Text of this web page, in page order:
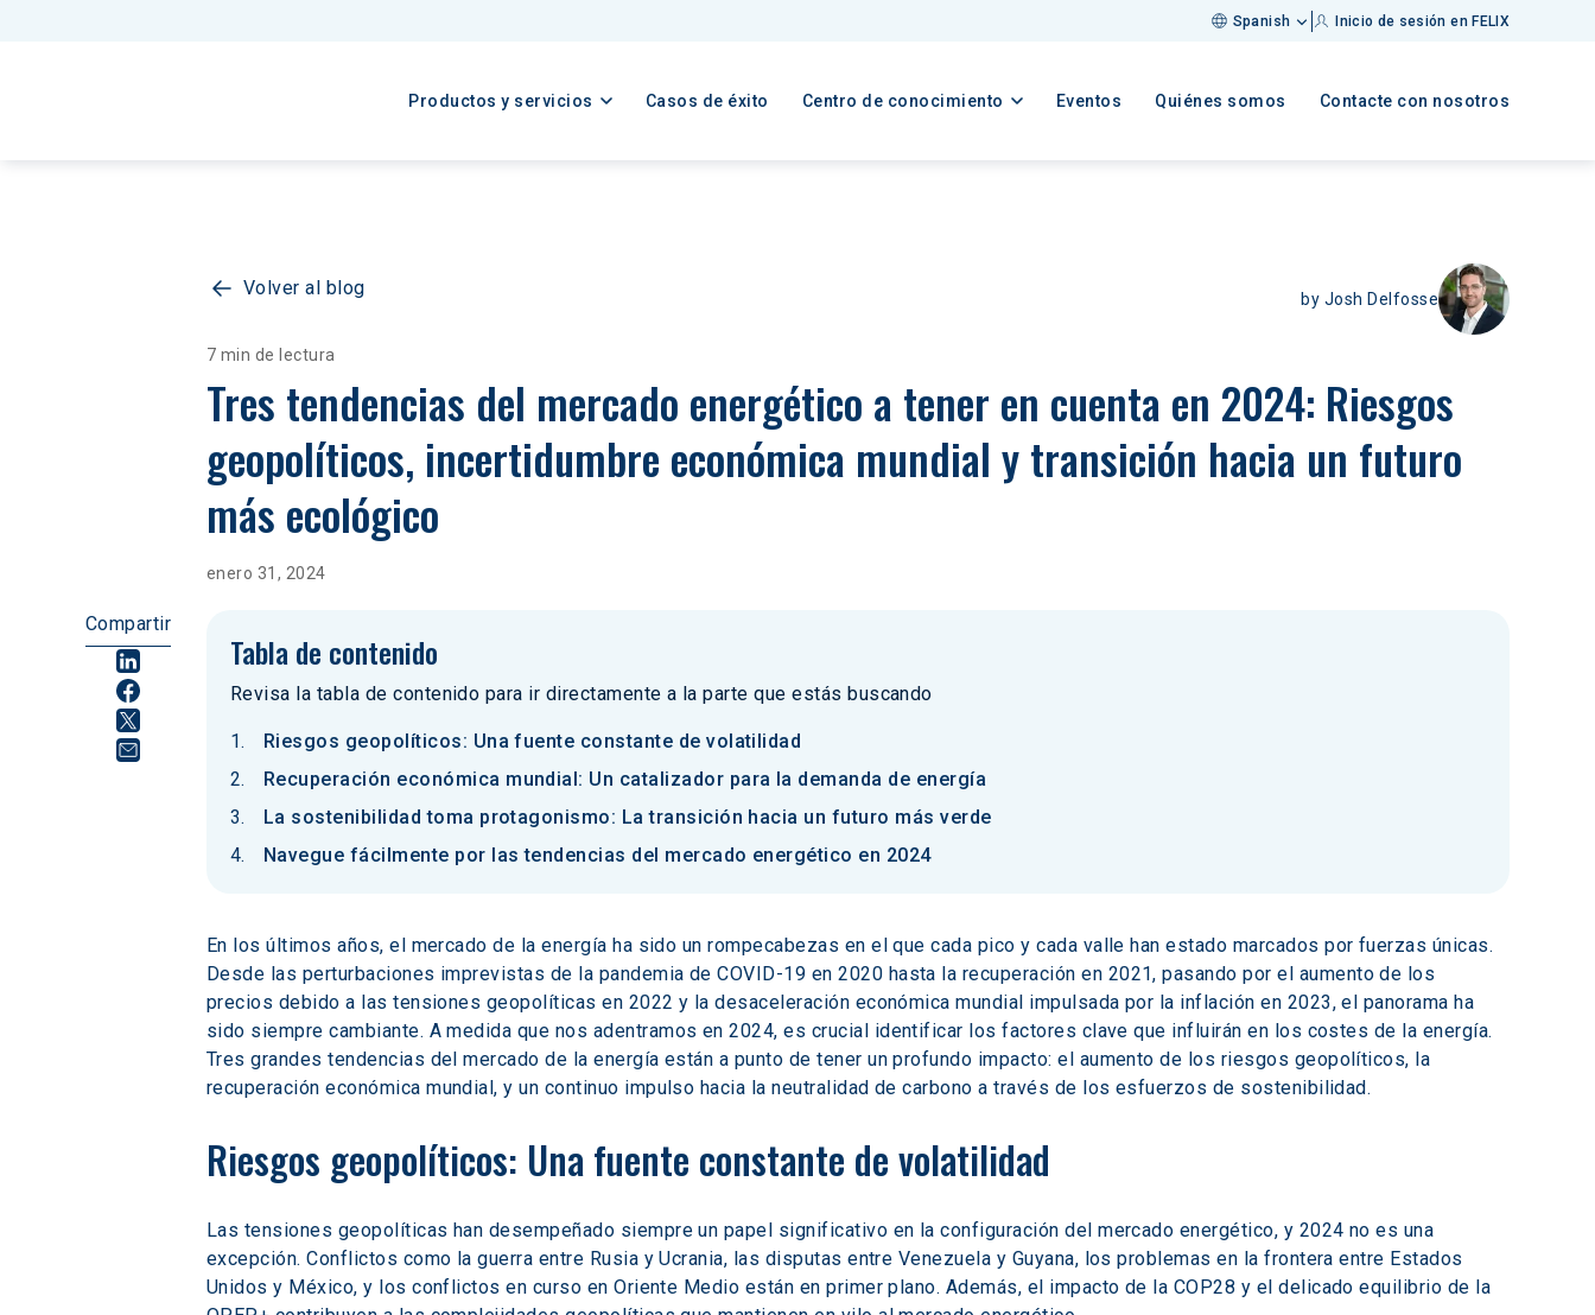
Spanish Inicio de sesión en FELIX
Productos y servicios Casos de éxito Centro de conocimiento Eventos Quiénes somos Contacte con nosotros
Volver al blog by Josh Delfosse
7 min de lectura
Tres tendencias del mercado energético a tener en cuenta en 2024: Riesgos
geopolíticos, incertidumbre económica mundial y transición hacia un futuro
más ecológico
enero 31, 2024
Compartir
Tabla de contenido
Revisa la tabla de contenido para ir directamente a la parte que estás buscando
Riesgos geopolíticos: Una fuente constante de volatilidad
Recuperación económica mundial: Un catalizador para la demanda de energía
La sostenibilidad toma protagonismo: La transición hacia un futuro más verde
Navegue fácilmente por las tendencias del mercado energético en 2024
En los últimos años, el mercado de la energía ha sido un rompecabezas en el que cada pico y cada valle han estado marcados por fuerzas únicas.
Desde las perturbaciones imprevistas de la pandemia de COVID-19 en 2020 hasta la recuperación en 2021, pasando por el aumento de los
precios debido a las tensiones geopolíticas en 2022 y la desaceleración económica mundial impulsada por la inflación en 2023, el panorama ha
sido siempre cambiante. A medida que nos adentramos en 2024, es crucial identificar los factores clave que influirán en los costes de la energía.
Tres grandes tendencias del mercado de la energía están a punto de tener un profundo impacto: el aumento de los riesgos geopolíticos, la
recuperación económica mundial, y un continuo impulso hacia la neutralidad de carbono a través de los esfuerzos de sostenibilidad.
Riesgos geopolíticos: Una fuente constante de volatilidad
Las tensiones geopolíticas han desempeñado siempre un papel significativo en la configuración del mercado energético, y 2024 no es una
excepción. Conflictos como la guerra entre Rusia y Ucrania, las disputas entre Venezuela y Guyana, los problemas en la frontera entre Estados
Unidos y México, y los conflictos en curso en Oriente Medio están en primer plano. Además, el impacto de la COP28 y el delicado equilibrio de la